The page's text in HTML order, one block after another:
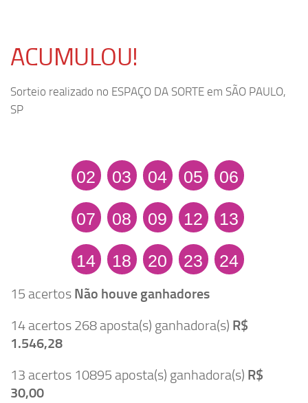
ACUMULOU!
Sorteio realizado no ESPAÇO DA SORTE em SÃO PAULO,
SP
02 03 04 05 06
07 08 09 12 13
14 18 20 23 24
15 acertos Não houve ganhadores
14 acertos 268 aposta(s) ganhadora(s) R$
1.546,28
13 acertos 10895 aposta(s) ganhadora(s) R$
30,00